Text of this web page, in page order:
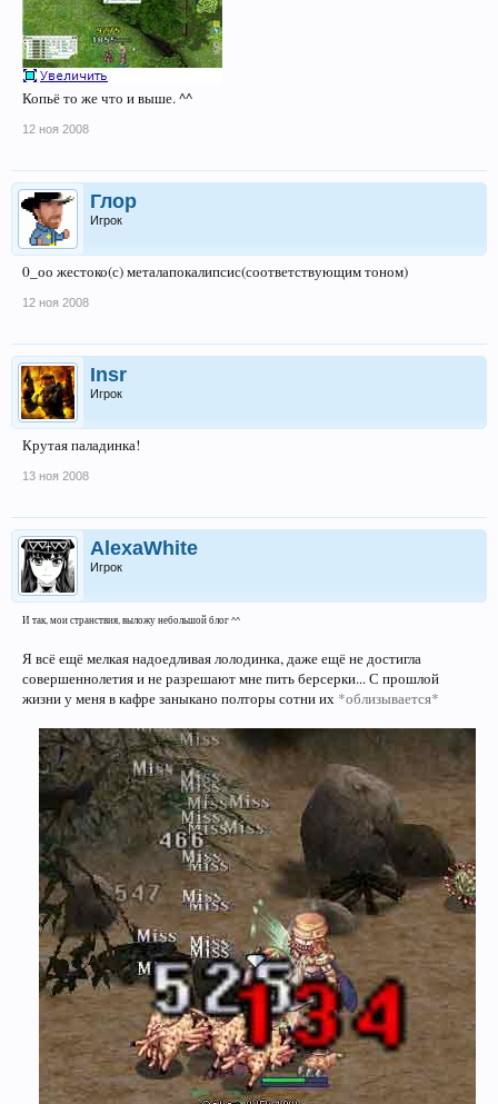
Копьё то же что и выше. ^^
12 ноя 2008
Глор
Игрок
0_оо жестоко(с) металапокалипсис(соответствующим тоном)
12 ноя 2008
Insr
Игрок
Крутая паладинка!
13 ноя 2008
AlexaWhite
Игрок
И так, мои странствия, выложу небольшой блог ^^
Я всё ещё мелкая надоедливая лолодинка, даже ещё не достигла
совершеннолетия и не разрешают мне пить берсерки... С прошлой
жизни у меня в кафре заныкано полторы сотни их *облизывается*